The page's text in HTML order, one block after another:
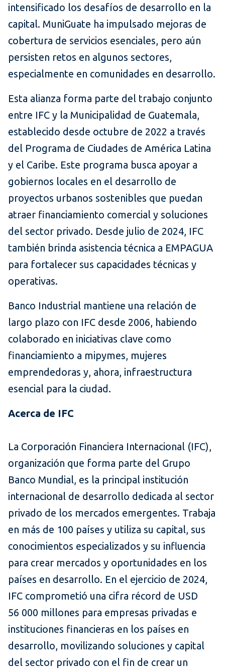
intensificado los desafíos de desarrollo en la
capital. MuniGuate ha impulsado mejoras de
cobertura de servicios esenciales, pero aún
persisten retos en algunos sectores,
especialmente en comunidades en desarrollo.
Esta alianza forma parte del trabajo conjunto
entre IFC y la Municipalidad de Guatemala,
establecido desde octubre de 2022 a través
del Programa de Ciudades de América Latina
y el Caribe. Este programa busca apoyar a
gobiernos locales en el desarrollo de
proyectos urbanos sostenibles que puedan
atraer financiamiento comercial y soluciones
del sector privado. Desde julio de 2024, IFC
también brinda asistencia técnica a EMPAGUA
para fortalecer sus capacidades técnicas y
operativas.
Banco Industrial mantiene una relación de
largo plazo con IFC desde 2006, habiendo
colaborado en iniciativas clave como
financiamiento a mipymes, mujeres
emprendedoras y, ahora, infraestructura
esencial para la ciudad.
Acerca de IFC
La Corporación Financiera Internacional (IFC),
organización que forma parte del Grupo
Banco Mundial, es la principal institución
internacional de desarrollo dedicada al sector
privado de los mercados emergentes. Trabaja
en más de 100 países y utiliza su capital, sus
conocimientos especializados y su influencia
para crear mercados y oportunidades en los
países en desarrollo. En el ejercicio de 2024,
IFC comprometió una cifra récord de USD
56 000 millones para empresas privadas e
instituciones financieras en los países en
desarrollo, movilizando soluciones y capital
del sector privado con el fin de crear un